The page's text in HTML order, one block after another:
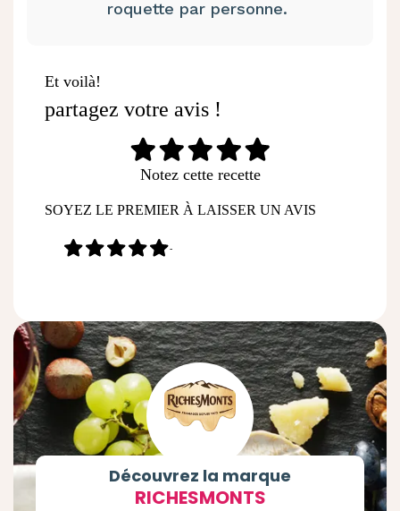
roquette par personne.
Et voilà!
partagez votre avis !
Notez cette recette
SOYEZ LE PREMIER À LAISSER UN AVIS
-
Découvrez la marque
RICHESMONTS